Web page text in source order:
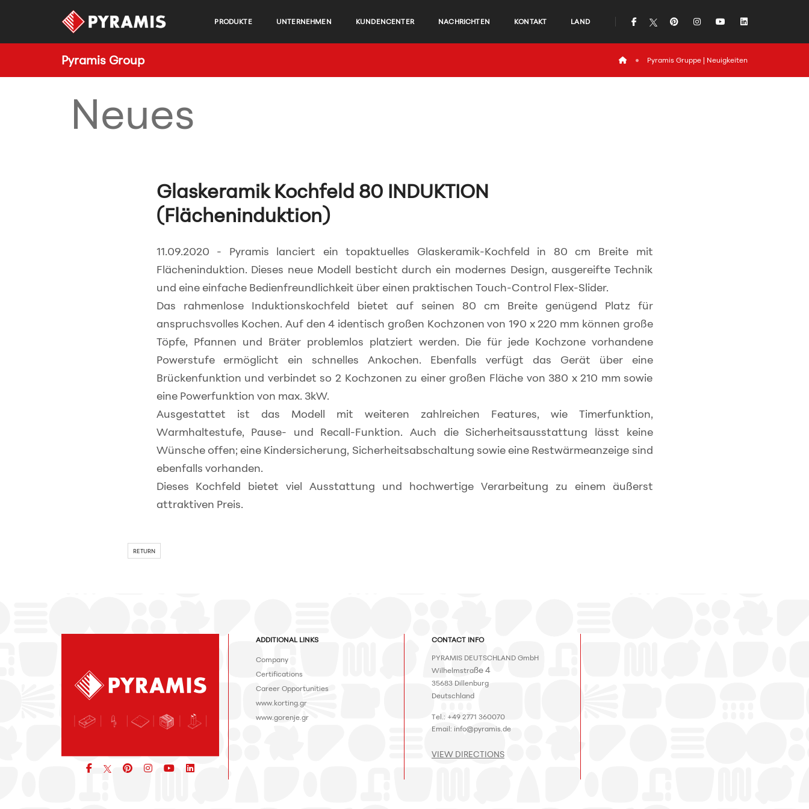
PRODUKTE UNTERNEHMEN KUNDENCENTER NACHRICHTEN KONTAKT LAND icon iconicon iconicon
Pyramis Group iconPyramis Gruppe | Neuigkeiten
Neues
Glaskeramik Kochfeld 80 INDUKTION
(Flächeninduktion)
11.09.2020 - Pyramis lanciert ein topaktuelles Glaskeramik-Kochfeld in 80 cm Breite mit
Flächeninduktion. Dieses neue Modell besticht durch ein modernes Design, ausgereifte Technik
und eine einfache Bedienfreundlichkeit über einen praktischen Touch-Control Flex-Slider.
Das rahmenlose Induktionskochfeld bietet auf seinen 80 cm Breite genügend Platz für
anspruchsvolles Kochen. Auf den 4 identisch großen Kochzonen von 190 x 220 mm können große
Töpfe, Pfannen und Bräter problemlos platziert werden. Die für jede Kochzone vorhandene
Powerstufe ermöglicht ein schnelles Ankochen. Ebenfalls verfügt das Gerät über eine
Brückenfunktion und verbindet so 2 Kochzonen zu einer großen Fläche von 380 x 210 mm sowie
eine Powerfunktion von max. 3kW.
Ausgestattet ist das Modell mit weiteren zahlreichen Features, wie Timerfunktion,
Warmhaltestufe, Pause- und Recall-Funktion. Auch die Sicherheitsausstattung lässt keine
Wünsche offen; eine Kindersicherung, Sicherheitsabschaltung sowie eine Restwärmeanzeige sind
ebenfalls vorhanden.
Dieses Kochfeld bietet viel Ausstattung und hochwertige Verarbeitung zu einem äußerst
attraktiven Preis.
RETURN
Facebookpinterest
iconiconicon
ADDITIONAL LINKS
Company
Certifications
Career Opportunities
www.korting.gr
www.gorenje.gr
CONTACT INFO
PYRAMIS DEUTSCHLAND GmbH
Wilhelmstraße 4
35683 Dillenburg
Deutschland
Tel.: +49 2771 360070
Email: info@pyramis.de
VIEW DIRECTIONS